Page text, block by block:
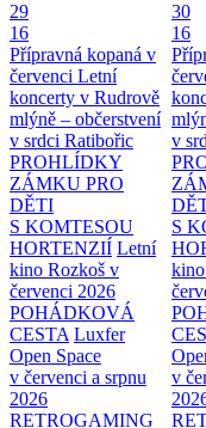
29
16
Přípravná kopaná v
červenci Letní
koncerty v Rudrově
mlýně – občerstvení
v srdci Ratibořic
PROHLÍDKY
ZÁMKU PRO
DĚTI
S KOMTESOU
HORTENZIÍ Letní
kino Rozkoš v
červenci 2026
POHÁDKOVÁ
CESTA Luxfer
Open Space
v červenci a srpnu
2026
RETROGAMING
30
16
v
S
v